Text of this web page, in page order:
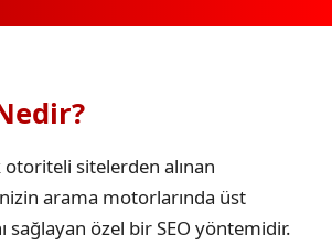
sitelerden alınan
arama motorlarında üst
sağlayan özel bir SEO yöntemidir.